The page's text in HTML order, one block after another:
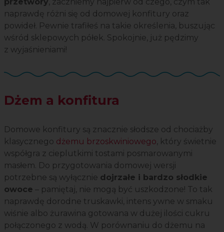
naprawdę różni się od domowej konfitury oraz
powideł. Pewnie trafiłeś na takie określenia, buszując
wśród sklepowych półek. Spokojnie, już pędzimy
z wyjaśnieniami!
Dżem a konfitura
Domowe konfitury są znacznie słodsze od chociażby
klasycznego dżemu brzoskwiniowego, który świetnie
współgra z cieplutkimi tostami posmarowanymi
masłem. Do przygotowania domowej wersji
potrzebne są wyłącznie dojrzałe i bardzo słodkie
owoce – pamiętaj, nie mogą być uszkodzone! To tak
naprawdę dorodne truskawki, intens ywne w smaku
wiśnie albo żurawina gotowana w dużej ilości cukru
połączonego z wodą. W porównaniu do dżemu na